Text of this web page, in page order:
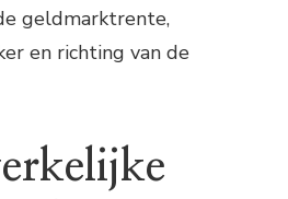
geldmarktrente,
en richting van de